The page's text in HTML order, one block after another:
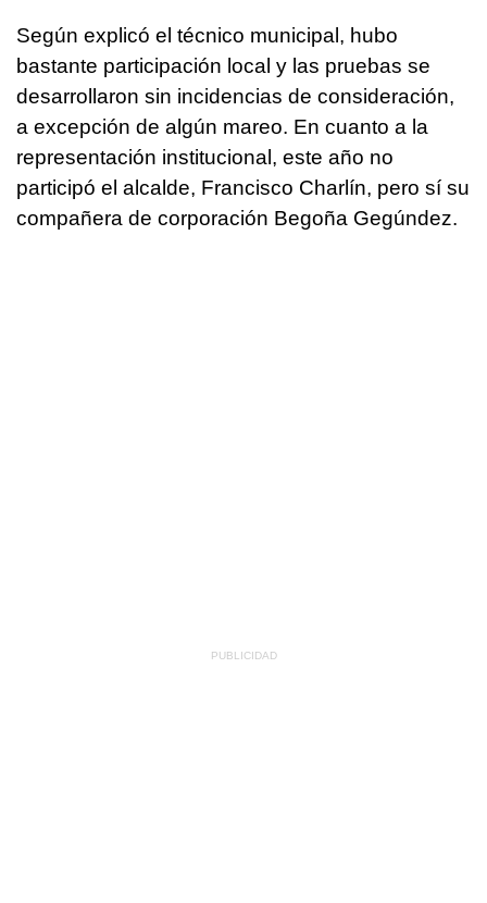
Según explicó el técnico municipal, hubo
bastante participación local y las pruebas se
desarrollaron sin incidencias de consideración,
a excepción de algún mareo. En cuanto a la
representación institucional, este año no
participó el alcalde, Francisco Charlín, pero sí su
compañera de corporación Begoña Gegúndez.